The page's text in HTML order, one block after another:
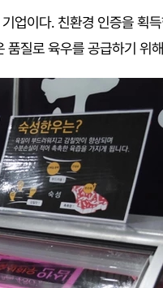
업이다. 친환경 인증을
질로 육우를 공급하기 위